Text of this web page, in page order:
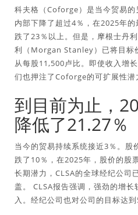
科夫格（Coforge）是当今贸易的
内部下降了超过4％，在2025年
跌了23％以上。但是，摩根士丹
利（Morgan Stanley）已将目标
从每股11,500卢比。即使收入增
们也押注了Coforge的可扩展性潜
到目前为止，
降低了21.27％
当今的贸易持续系统接近3％。股
跌了10％，在2025年，股价的股
长期潜力，CLSA的全球经纪公司
盖。 CLSA报告强调，强劲的增
入。经纪公司也对公司的目标达